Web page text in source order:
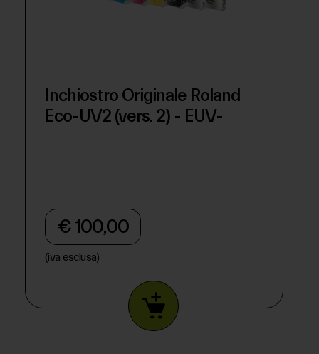
Inchiostro Originale Roland
Eco-UV2 (vers. 2) - EUV-
€ 100,00
(iva esclusa)